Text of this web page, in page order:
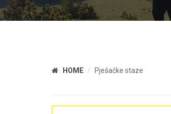
HOME Pješačke staze